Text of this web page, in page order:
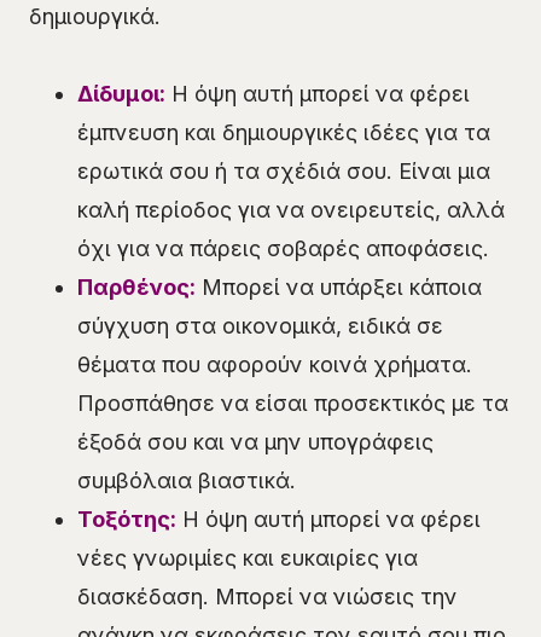
δημιουργικά.
Δίδυμοι: Η όψη αυτή μπορεί να φέρει
έμπνευση και δημιουργικές ιδέες για τα
ερωτικά σου ή τα σχέδιά σου. Είναι μια
καλή περίοδος για να ονειρευτείς, αλλά
όχι για να πάρεις σοβαρές αποφάσεις.
Παρθένος: Μπορεί να υπάρξει κάποια
σύγχυση στα οικονομικά, ειδικά σε
θέματα που αφορούν κοινά χρήματα.
Προσπάθησε να είσαι προσεκτικός με τα
έξοδά σου και να μην υπογράφεις
συμβόλαια βιαστικά.
Τοξότης: Η όψη αυτή μπορεί να φέρει
νέες γνωριμίες και ευκαιρίες για
διασκέδαση. Μπορεί να νιώσεις την